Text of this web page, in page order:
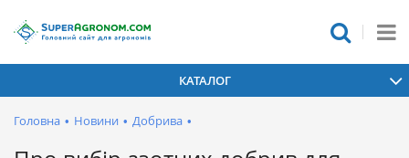
КАТАЛОГ
Головна • Новини • Добрива •